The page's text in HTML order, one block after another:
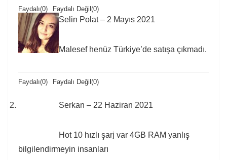
Faydalı(0) Faydalı Değil (0)
Selin Polat– 2 Mayıs 2021
Malesef henüz Türkiye’de satışa çıkmadı.
Faydalı(0) Faydalı Değil (0)
Serkan – 22 Haziran 2021
Hot 10 hızlı şarj var 4GB RAM yanlış
bilgilendirmeyin insanları